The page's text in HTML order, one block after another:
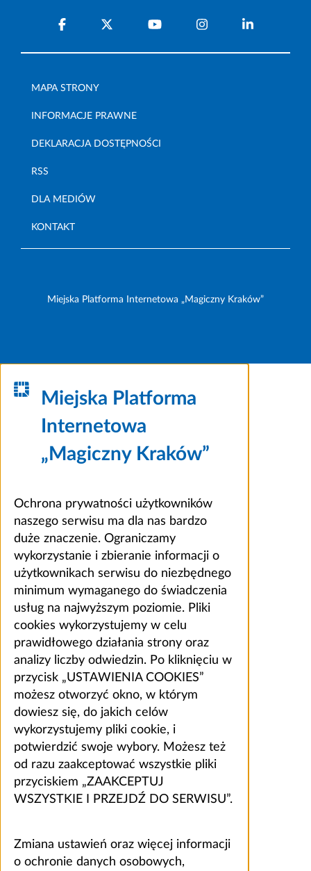
MAPA STRONY
INFORMACJE PRAWNE
DEKLARACJA DOSTĘPNOŚCI
RSS
DLA MEDIÓW
KONTAKT
Miejska Platforma Internetowa „Magiczny Kraków”
Miejska Platforma
Internetowa
„Magiczny Kraków”
Ochrona prywatności użytkowników
naszego serwisu ma dla nas bardzo
duże znaczenie. Ograniczamy
wykorzystanie i zbieranie informacji o
użytkownikach serwisu do niezbędnego
minimum wymaganego do świadczenia
usług na najwyższym poziomie. Pliki
cookies wykorzystujemy w celu
prawidłowego działania strony oraz
analizy liczby odwiedzin. Po kliknięciu w
przycisk „USTAWIENIA COOKIES”
możesz otworzyć okno, w którym
dowiesz się, do jakich celów
wykorzystujemy pliki cookie, i
potwierdzić swoje wybory. Możesz też
od razu zaakceptować wszystkie pliki
przyciskiem „ZAAKCEPTUJ
WSZYSTKIE I PRZEJDŹ DO SERWISU”.
Zmiana ustawień oraz więcej informacji
o ochronie danych osobowych,